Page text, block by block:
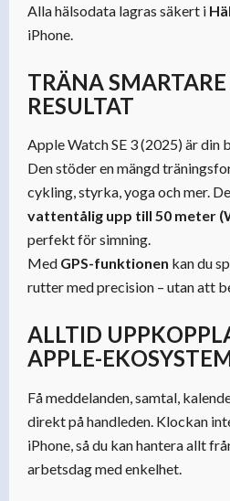
Alla hälsodata lagras säkert i
iPhone.
TRÄNA
RESULTAT
Apple Watch SE 3 (2025) är din
Den stöder en mängd
cykling, styrka, yoga och mer.
vattentålig upp till 50 meter
perfekt för simning.
Med GPS-funktionen kan du
rutter med precision – utan att
ALLTID
APPLE-
Få meddelanden, samtal,
direkt på handleden. Klockan
iPhone, så du kan hantera allt
arbetsdag med enkelhet.